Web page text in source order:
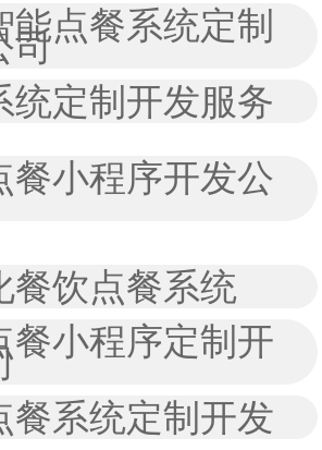
能点餐系统定制
司
统定制开发服务
餐小程序开发公
餐饮点餐系统
餐小程序定制开
餐系统定制开发